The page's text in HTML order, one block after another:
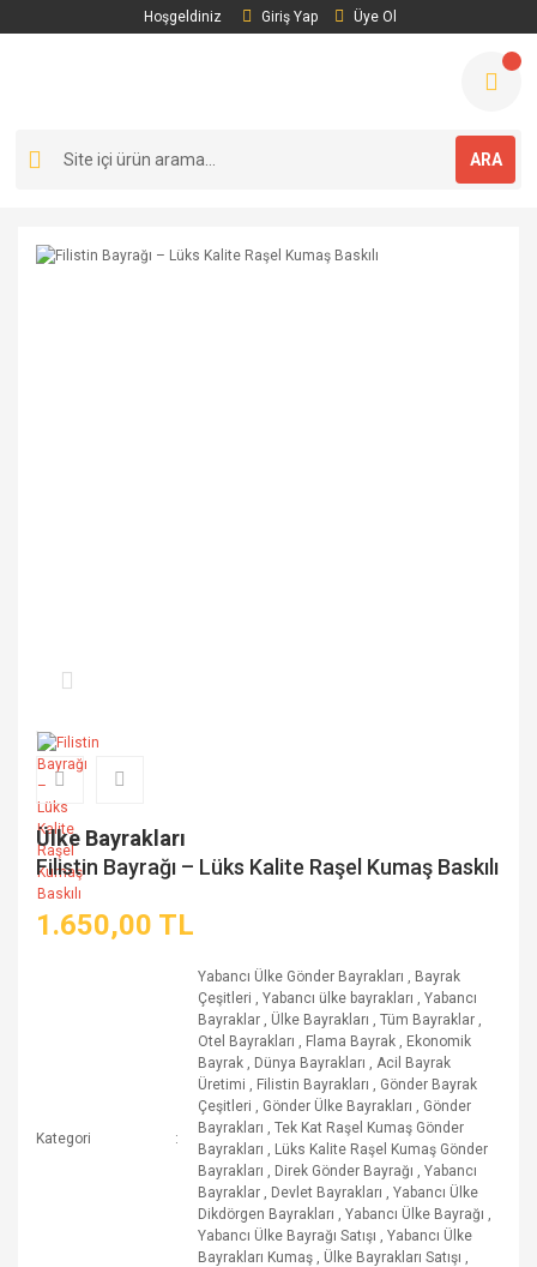
Hoşgeldiniz Giriş Yap Üye Ol
ARA
Ülke Bayrakları
Filistin Bayrağı – Lüks Kalite Raşel Kumaş Baskılı
1.650,00 TL
Kategori
Yabancı Ülke Gönder Bayrakları , Bayrak
Çeşitleri ,Yabancı ülke bayrakları ,Yabancı
Bayraklar , Ülke Bayrakları ,Tüm Bayraklar ,
Otel Bayrakları , Flama Bayrak , Ekonomik
Bayrak , Dünya Bayrakları ,Acil Bayrak
Üretimi , Filistin Bayrakları , Gönder Bayrak
Çeşitleri , Gönder Ülke Bayrakları , Gönder
Bayrakları ,Tek Kat Raşel Kumaş Gönder
Bayrakları , Lüks Kalite Raşel Kumaş Gönder
Bayrakları , Direk Gönder Bayrağı ,Yabancı
Bayraklar , Devlet Bayrakları ,Yabancı Ülke
Dikdörgen Bayrakları ,Yabancı Ülke Bayrağı ,
Yabancı Ülke Bayrağı Satışı ,Yabancı Ülke
Bayrakları Kumaş , Ülke Bayrakları Satışı ,